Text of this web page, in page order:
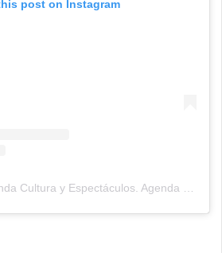
post on Instagram